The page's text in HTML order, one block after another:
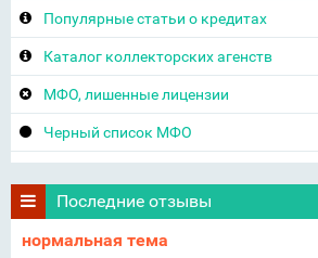
Популярные статьи о кредитах
Каталог коллекторских агенств
МФО, лишенные лицензии
Черный список МФО
Последние отзывы
нормальная тема